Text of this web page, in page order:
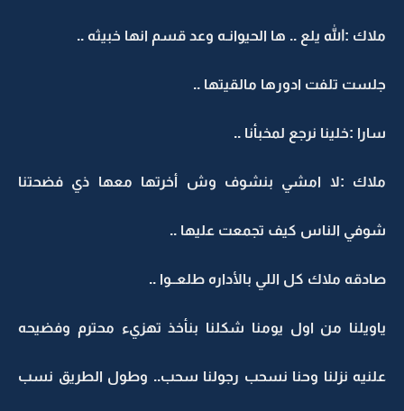
ملاك :الله يلع .. ها الحيوانـه وعد قسم انها خبيثه ..
جلست تلفت ادورها مالقيتها ..
سارا :خلينا نرجع لمخبأنا ..
ملاك :لا امشي بنشوف وش أخرتها معها ذي فضحتنا
شوفي الناس كيف تجمعت عليها ..
صادقه ملاك كل اللي بالأداره طلعــوا ..
ياويلنا من اول يومنا شكلنا بنأخذ تهزيء محترم وفضيحه
علنيه نزلنا وحنا نسحب رجولنا سحب.. وطول الطريق نسب